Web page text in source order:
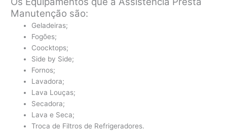
Manutenção são:
Geladeiras;
Fogões;
Coocktops;
Side by Side;
Fornos;
Lavadora;
Lava Louças;
Secadora;
Lava e Seca;
Troca de Filtros de Refrigeradores.